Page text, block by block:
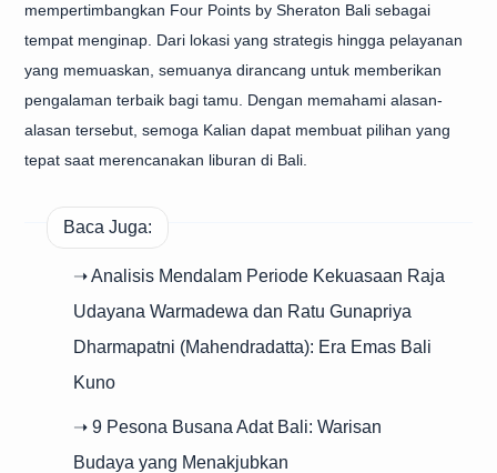
mempertimbangkan Four Points by Sheraton Bali sebagai
tempat menginap. Dari lokasi yang strategis hingga pelayanan
yang memuaskan, semuanya dirancang untuk memberikan
pengalaman terbaik bagi tamu. Dengan memahami alasan-
alasan tersebut, semoga Kalian dapat membuat pilihan yang
tepat saat merencanakan liburan di Bali.
Baca Juga:
➝ Analisis Mendalam Periode Kekuasaan Raja
Udayana Warmadewa dan Ratu Gunapriya
Dharmapatni (Mahendradatta): Era Emas Bali
Kuno
➝ 9 Pesona Busana Adat Bali: Warisan
Budaya yang Menakjubkan